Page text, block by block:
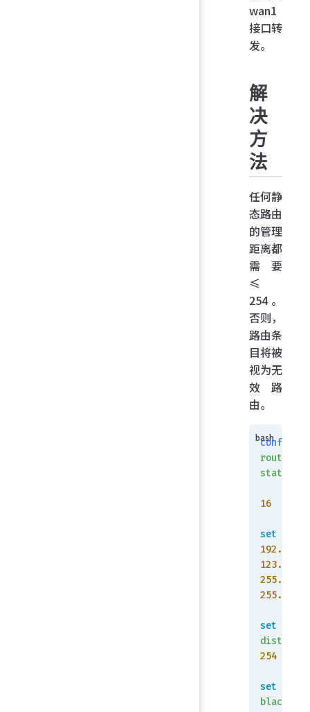
wan1
接口转
发。
解
决
方
法
任何静
态路由
的管理
距离都
需要
≤
254。
否则，
路由条
目将被
视为无
效路
由。
config
router
static
16
set
192.168.
123.0
255.255.
255.0
set
distance
254
set
blackhol